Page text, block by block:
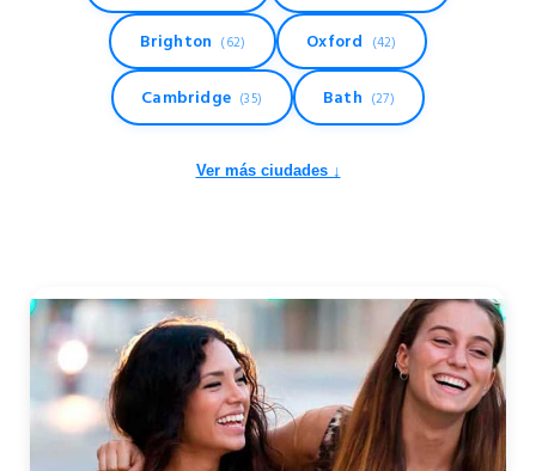
Brighton (62) Oxford (42)
Cambridge (35) Bath (27)
Ver más ciudades ↓